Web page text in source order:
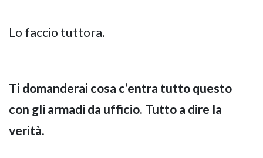
Lo faccio tuttora.
Ti domanderai cosa c’entra tutto questo
con gli armadi da ufficio. Tutto a dire la
verità.